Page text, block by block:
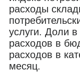
расходы
услуги. Доли в
расходов в
расходов в
месяц.